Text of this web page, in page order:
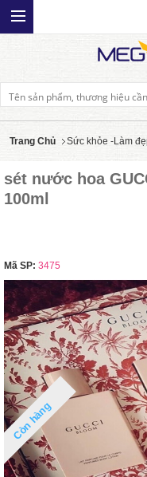
Trang Chủ Sức khỏe -Làm
sét nước hoa
100ml
Mã SP: 3475
Còn hàng